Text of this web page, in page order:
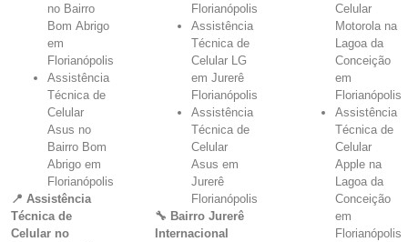
no Bairro
Bom Abrigo
em
Florianópolis
Assistência
Técnica de
Celular
Asus no
Bairro Bom
Abrigo em
Florianópolis
📍 Assistência
Técnica de
Celular no
Florianópolis
Assistência
Técnica de
Celular LG
em Jurerê
Florianópolis
Assistência
Técnica de
Celular
Asus em
Jurerê
Florianópolis
🔧 Bairro Jurerê
Internacional
Celular
Motorola na
Lagoa da
Conceição
em
Florianópolis
Assistência
Técnica de
Celular
Apple na
Lagoa da
Conceição
em
Florianópolis